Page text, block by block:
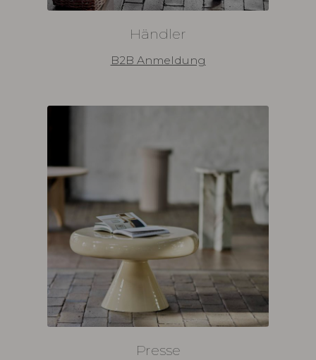
Händler
B2B Anmeldung
Presse